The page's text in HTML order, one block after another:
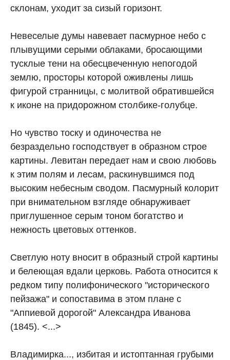
склонам, уходит за сизый горизонт.
Невеселые думы навевает пасмурное небо с
плывущими серыми облаками, бросающими
тусклые тени на обесцвеченную непогодой
землю, просторы которой оживлены лишь
фигурой странницы, с молитвой обратившейся
к иконе на придорожном столбике-голубце.
Но чувство тоску и одиночества не
безраздельно господствует в образном строе
картины. Левитан передает нам и свою любовь
к этим полям и лесам, раскинувшимся под
высоким небесным сводом. Пасмурный колорит
при внимательном взгляде обнаруживает
приглушенное серым тоном богатство и
нежность цветовых оттенков.
Светлую ноту вносит в образный строй картины
и белеющая вдали церковь. Работа относится к
редком типу полифонического "исторического
пейзажа" и сопоставима в этом плане с
"Аппиевой дорогой" Александра Иванова
(1845). <...>
Владимирка..., избитая и истоптанная грубыми